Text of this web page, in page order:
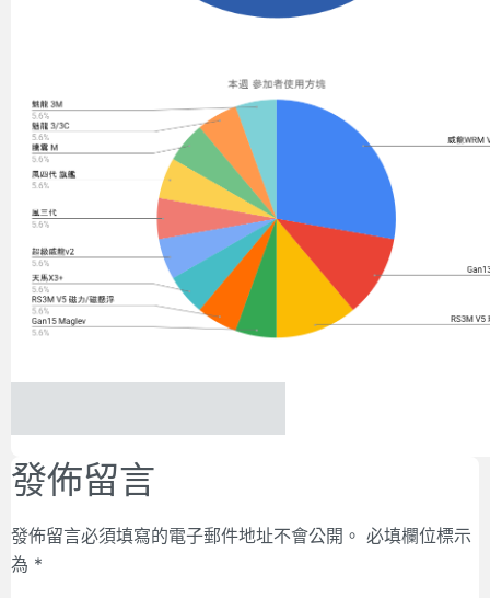
發佈留言
發佈留言必須填寫的電子郵件地址不會公開。 必填欄位標示
為 *